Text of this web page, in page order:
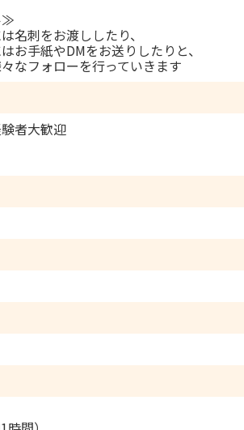
≫
名刺をお渡ししたり、
お手紙やDMをお送りしたりと、
なフォローを行っていきます
者大歓迎